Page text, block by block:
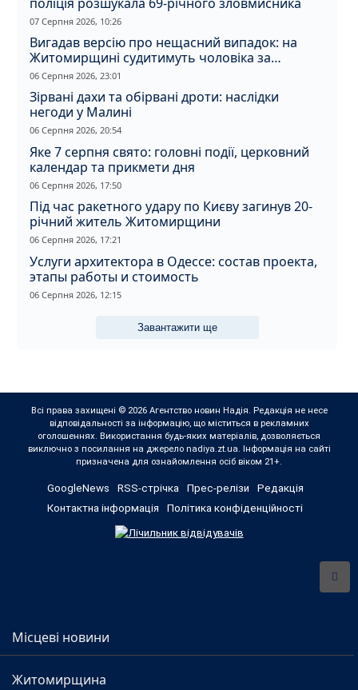
07 Серпня 2026, 10:26
Вигадав версію про нещасний випадок: на
Житомирщині судитимуть чоловіка за
вбивство співмешканки
06 Серпня 2026, 23:01
Зірвані дахи та обірвані дроти: наслідки
негоди у Малині
06 Серпня 2026, 20:54
Яке 7 серпня свято: головні події, церковний
календар та прикмети дня
06 Серпня 2026, 17:50
Під час ракетного удару по Києву загинув 20-
річний житель Житомирщини
06 Серпня 2026, 17:21
Услуги архитектора в Одессе: состав проекта,
этапы работы и стоимость
06 Серпня 2026, 12:15
Завантажити ще
Всі права захищені © 2026 Агентство новин Надія. Редакція не несе
відповідальності за інформацію, що міститься в рекламних
оголошеннях. Використання будь-яких матеріалів, дозволяється
виключно з посилання на джерело nadiya.zt.ua. Інформація на сайті
призначена для ознайомлення осіб віком 21+.
GoogleNews RSS-стрічка Прес-релізи
Редакція
Контактна інформація
Політика конфіденційності
Місцеві новини
Житомирщина